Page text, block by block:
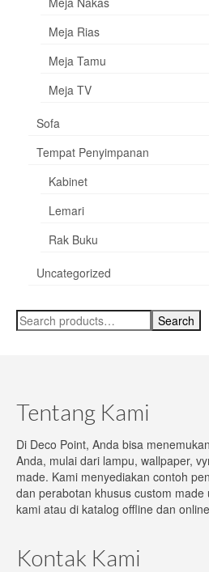
Meja Rias
Meja Tamu
Meja TV
Sofa
Tempat Penyimpanan
Kabinet
Lemari
Rak Buku
Uncategorized
Search
for:
Search
Tentang Kami
Di Deco Point, Anda bisa
Anda, mulai dari lampu, wallpaper,
made. Kami menyediakan contoh
dan perabotan khusus custom
kami atau di katalog offline dan
Kontak Kami